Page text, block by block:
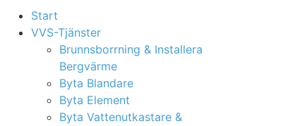
Start
VVS-Tjänster
Brunnsborrning & Installera
Bergvärme
Byta Blandare
Byta Element
Byta Vattenutkastare &